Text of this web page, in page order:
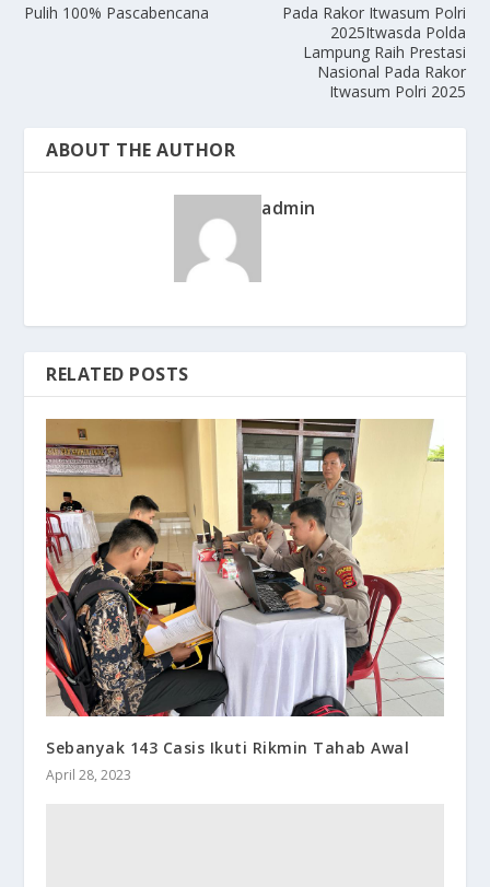
Pulih 100% Pascabencana
Pada Rakor Itwasum Polri
2025Itwasda Polda
Lampung Raih Prestasi
Nasional Pada Rakor
Itwasum Polri 2025
ABOUT THE AUTHOR
admin
RELATED POSTS
Sebanyak 143 Casis Ikuti Rikmin Tahab Awal
April 28, 2023